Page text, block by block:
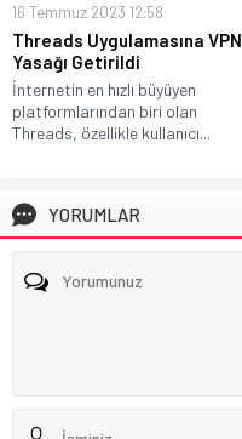
16 Temmuz 2023 12:58
Threads Uygulamasına VPN
Yasağı Getirildi
İnternetin en hızlı büyüyen
platformlarından biri olan
Threads, özellikle kullanıcı...
YORUMLAR